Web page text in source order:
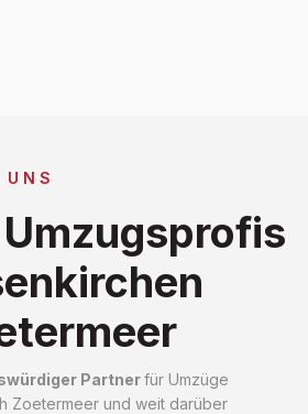
Partnerfür Umzüge
Zoetermeer und weit darüber